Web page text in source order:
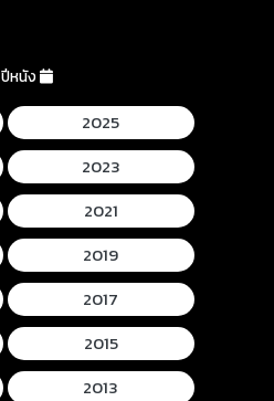
ปีหนัง
2025
2023
2021
2019
2017
2015
2013